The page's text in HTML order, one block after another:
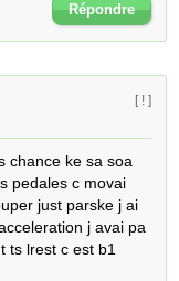
Répondre
[ ! ]
chance ke sa soa
pedales c movai
just parske j ai
j avai pa
ts lrest c est b1